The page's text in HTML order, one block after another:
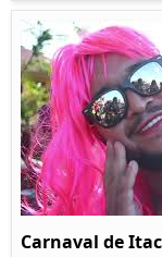
Carnaval de